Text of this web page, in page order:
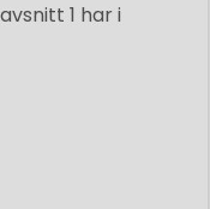
1 har i